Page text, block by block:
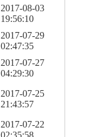
2017-08-03
19:56:10
2017-07-29
02:47:35
2017-07-27
04:29:30
2017-07-25
21:43:57
2017-07-22
02:35:58